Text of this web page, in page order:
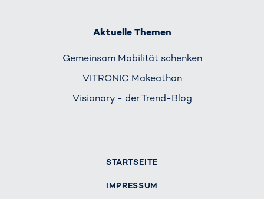
Aktuelle Themen
Gemeinsam Mobilität schenken
VITRONIC Makeathon
Visionary - der Trend-Blog
STARTSEITE
IMPRESSUM